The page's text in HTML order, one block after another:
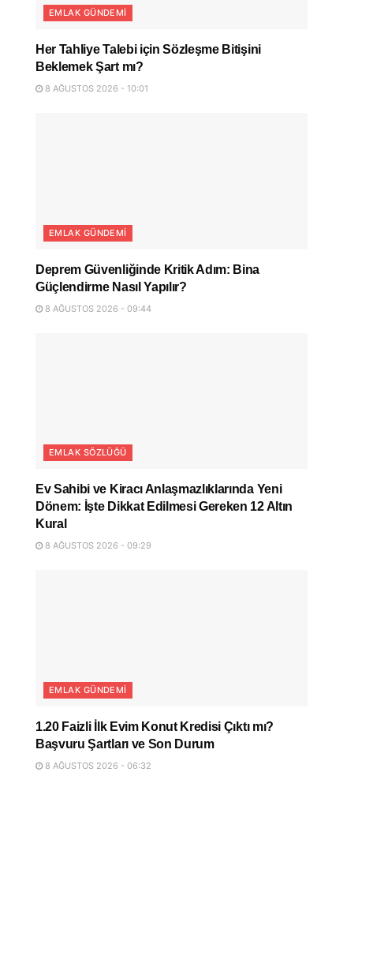
EMLAK GÜNDEMI
Her Tahliye Talebi için Sözleşme Bitişini
Beklemek Şart mı?
8 AĞUSTOS 2026 - 10:01
EMLAK GÜNDEMI
Deprem Güvenliğinde Kritik Adım: Bina
Güçlendirme Nasıl Yapılır?
8 AĞUSTOS 2026 - 09:44
EMLAK SÖZLÜĞÜ
Ev Sahibi ve Kiracı Anlaşmazlıklarında Yeni
Dönem: İşte Dikkat Edilmesi Gereken 12 Altın
Kural
8 AĞUSTOS 2026 - 09:29
EMLAK GÜNDEMI
1.20 Faizli İlk Evim Konut Kredisi Çıktı mı?
Başvuru Şartları ve Son Durum
8 AĞUSTOS 2026 - 06:32